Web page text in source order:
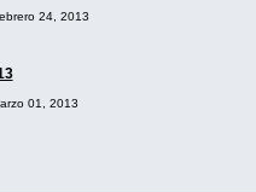
24, 2013
01, 2013